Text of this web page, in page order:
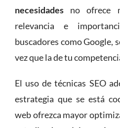
necesidades no ofrece
relevancia e
buscadores como Google,
vez que la de tu
El uso de técnicas SEO
estrategia que se está
web ofrezca mayor